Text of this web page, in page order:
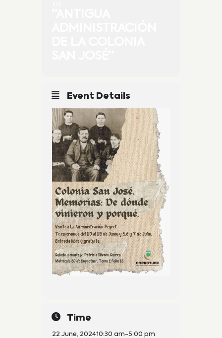
Event Details
Time
22 June, 202410:30 am-5:00 pm